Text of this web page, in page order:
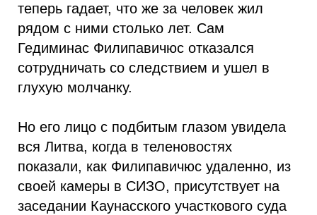
теперь гадает, что же за человек жил
рядом с ними столько лет. Сам
Гедиминас Филипавичюс отказался
сотрудничать со следствием и ушел в
глухую молчанку.
Но его лицо с подбитым глазом увидела
вся Литва, когда в теленовостях
показали, как Филипавичюс удаленно, из
своей камеры в СИЗО, присутствует на
заседании Каунасского участкового суда